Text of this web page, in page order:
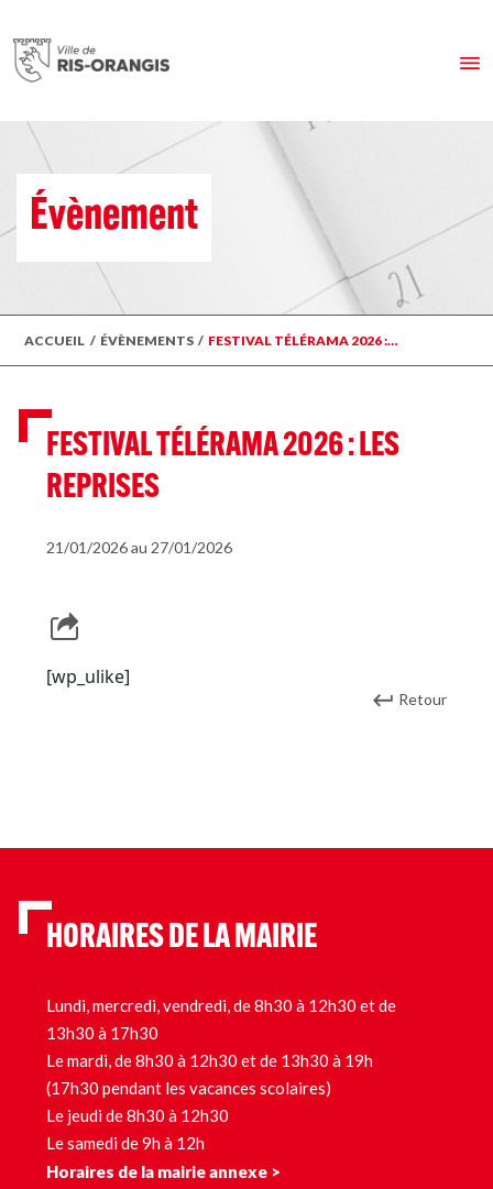
Évènement
ACCUEIL / ÉVÈNEMENTS / FESTIVAL TÉLÉRAMA 2026 :…
FESTIVAL TÉLÉRAMA 2026 : LES
REPRISES
21/01/2026 au 27/01/2026
[wp_ulike]
Retour
HORAIRES DE LA MAIRIE
Lundi, mercredi, vendredi, de 8h30 à 12h30 et de
13h30 à 17h30
Le mardi, de 8h30 à 12h30 et de 13h30 à 19h
(17h30 pendant les vacances scolaires)
Le jeudi de 8h30 à 12h30
Le samedi de 9h à 12h
Horaires de la mairie annexe >